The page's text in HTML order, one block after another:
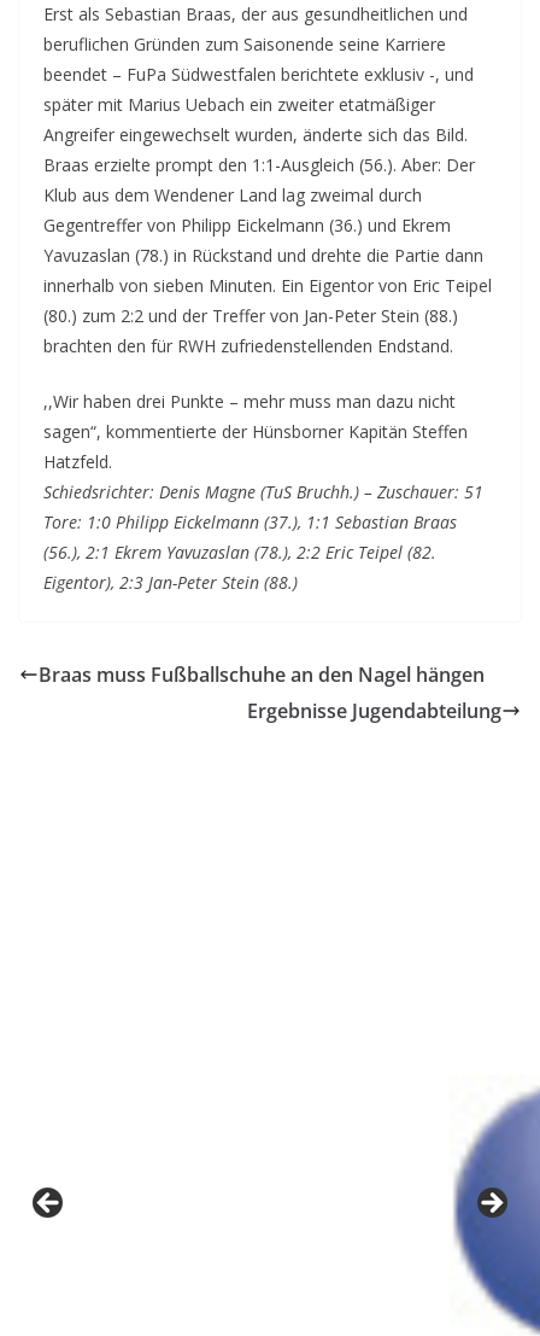
Erst als Sebastian Braas, der aus gesundheitlichen und
beruflichen Gründen zum Saisonende seine Karriere
beendet – FuPa Südwestfalen berichtete exklusiv -, und
später mit Marius Uebach ein zweiter etatmäßiger
Angreifer eingewechselt wurden, änderte sich das Bild.
Braas erzielte prompt den 1:1-Ausgleich (56.). Aber: Der
Klub aus dem Wendener Land lag zweimal durch
Gegentreffer von Philipp Eickelmann (36.) und Ekrem
Yavuzaslan (78.) in Rückstand und drehte die Partie dann
innerhalb von sieben Minuten. Ein Eigentor von Eric Teipel
(80.) zum 2:2 und der Treffer von Jan-Peter Stein (88.)
brachten den für RWH zufriedenstellenden Endstand.
,,Wir haben drei Punkte – mehr muss man dazu nicht
sagen“, kommentierte der Hünsborner Kapitän Steffen
Hatzfeld.
Schiedsrichter: Denis Magne (TuS Bruchh.) – Zuschauer: 51
Tore: 1:0 Philipp Eickelmann (37.), 1:1 Sebastian Braas
(56.), 2:1 Ekrem Yavuzaslan (78.), 2:2 Eric Teipel (82.
Eigentor), 2:3 Jan-Peter Stein (88.)
Braas muss Fußballschuhe an den Nagel hängen
Ergebnisse Jugendabteilung